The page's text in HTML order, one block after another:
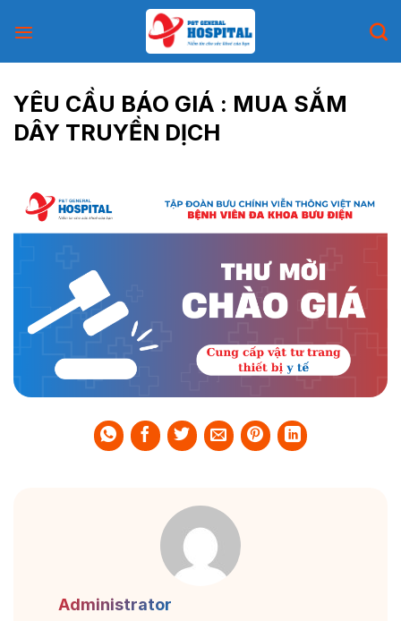
YÊU CẦU BÁO GIÁ : MUA SẮM
DÂY TRUYỀN DỊCH
Administrator